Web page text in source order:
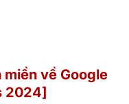
về Google
2024]